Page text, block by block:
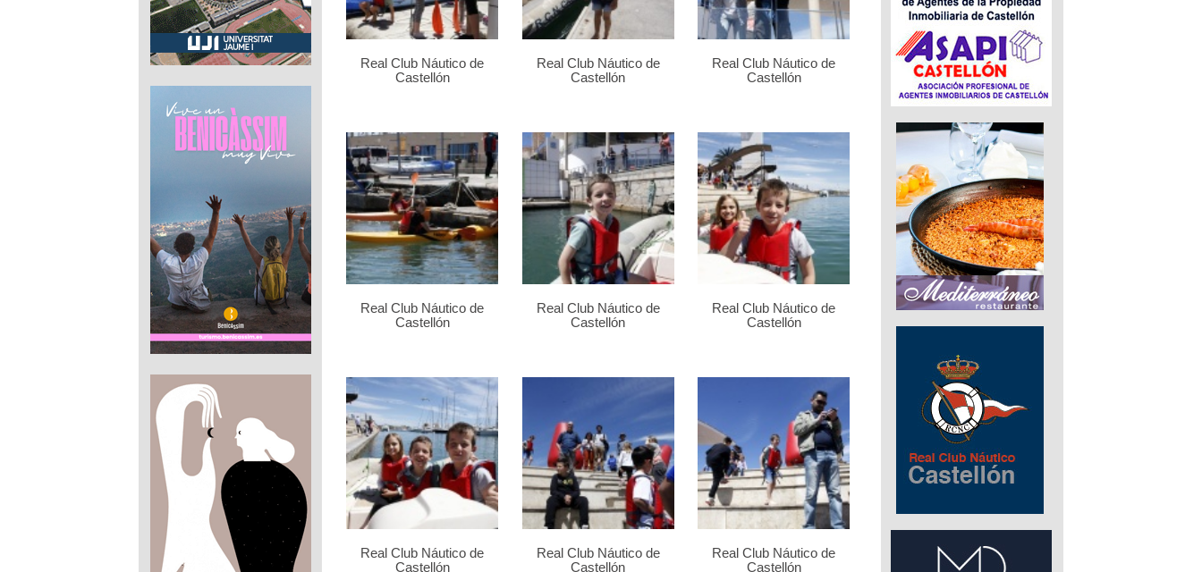
Real Club Náutico de
Castellón
Real Club Náutico de
Castellón
Real Club Náutico de
Castellón
Real Club Náutico de
Castellón
Real Club Náutico de
Castellón
Real Club Náutico de
Castellón
Real Club Náutico de
Castellón
Real Club Náutico de
Castellón
Real Club Náutico de
Castellón